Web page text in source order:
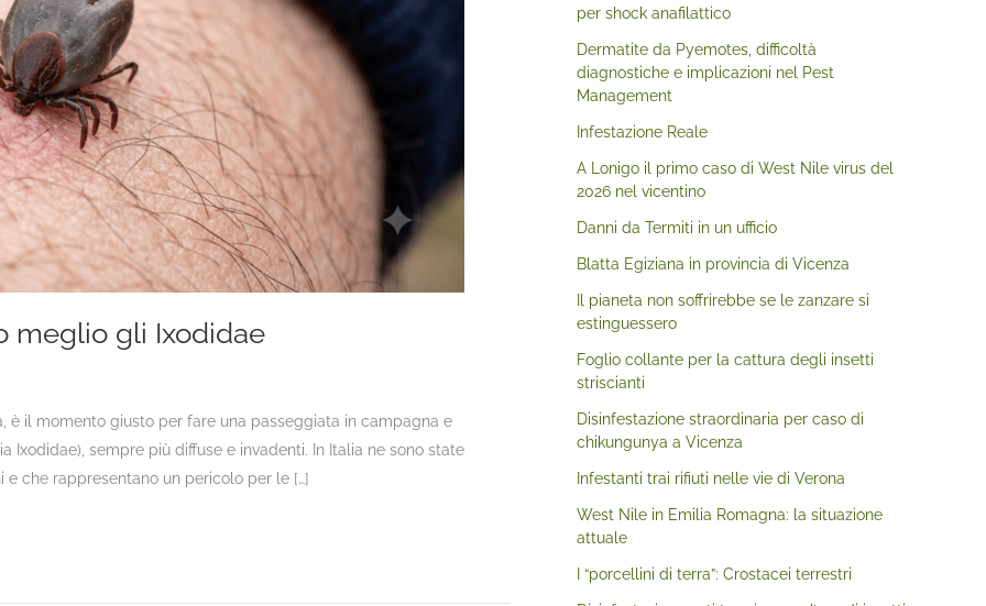
meglio gli Ixodidae
è il momento giusto per fare una passeggiata in campagna e
Ixodidae), sempre più diffuse e invadenti. In Italia ne sono state
che rappresentano un pericolo per le […]
per shock anafilattico
Dermatite da Pyemotes, difficoltà
diagnostiche e implicazioni nel Pest
Management
Infestazione Reale
A Lonigo il primo caso di West Nile virus del
2026 nel vicentino
Danni da Termiti in un ufficio
Blatta Egiziana in provincia di Vicenza
Il pianeta non soffrirebbe se le zanzare si
estinguessero
Foglio collante per la cattura degli insetti
striscianti
Disinfestazione straordinaria per caso di
chikungunya a Vicenza
Infestanti trai rifiuti nelle vie di Verona
West Nile in Emilia Romagna: la situazione
attuale
I “porcellini di terra”: Crostacei terrestri